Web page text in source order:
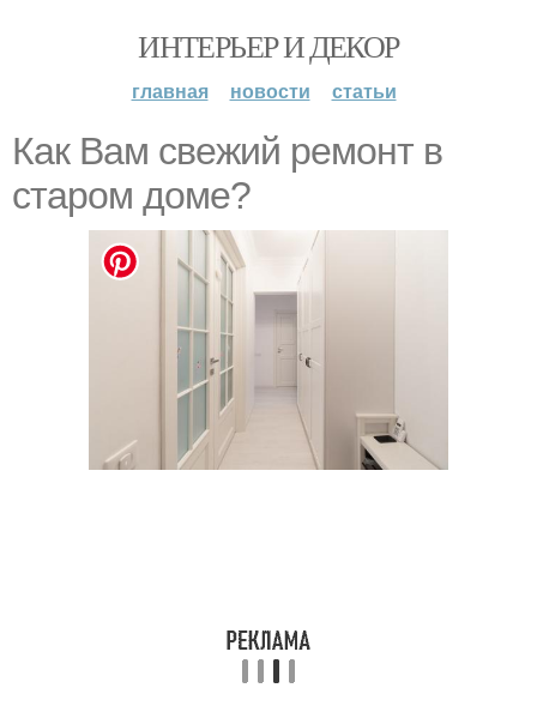
ИНТЕРЬЕР И ДЕКОР
главная новости статьи
Как Вам свежий ремонт в
старом доме?